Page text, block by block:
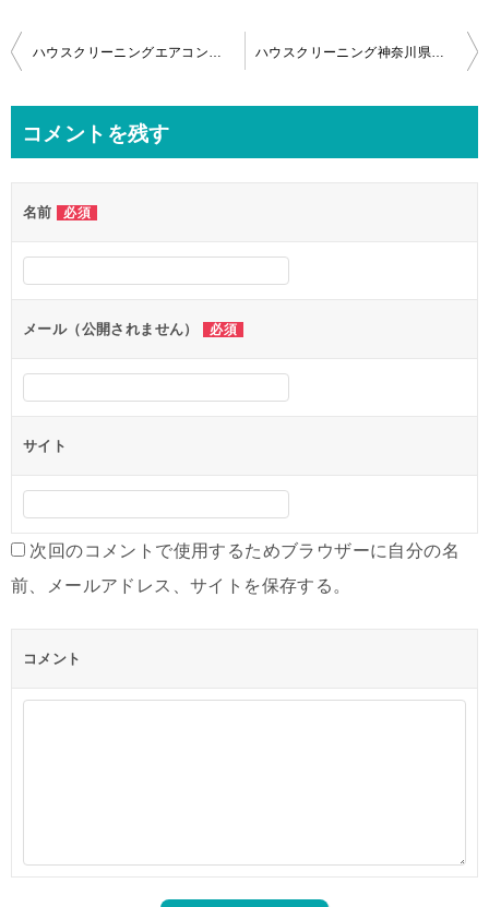
投
ビ
ー
シ
ョ
ン
ハウスクリーニングエアコンクリーニングどれくらいの頻度で依頼すればいいの？ ハウスクリーニング神奈川県相模原市エアコンクリーニングで防カビ対策！
コメントを残す
名前 必須
メール（公開されません） 必須
サイト
次回のコメントで使用するためブラウザーに自分の名
前、メールアドレス、サイトを保存する。
コメント